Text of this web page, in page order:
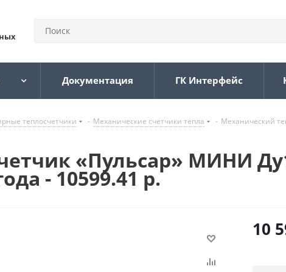
Документация ГК Интерфейс
теплосчетчики - Механические счетчики тепла - Механический
«Пульсар» МИНИ
- 10599.41 р.
10